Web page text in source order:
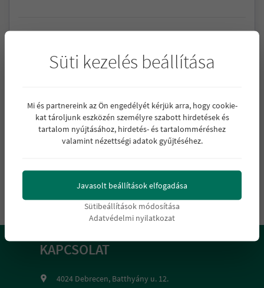
Küldés
KAPCSOLAT
4024 Debrecen, Batthyány u. 12.
Süti kezelés beállítása
Mi és partnereink az Ön engedélyét kérjük arra, hogy cookie-
kat tároljunk eszközén személyre szabott hirdetések és
tartalom nyújtásához, hirdetés- és tartalomméréshez
valamint nézettségi adatok gyűjtéséhez.
Javasolt beállítások elfogadása
Sütibeállítások módosítása
Adatvédelmi nyilatkozat